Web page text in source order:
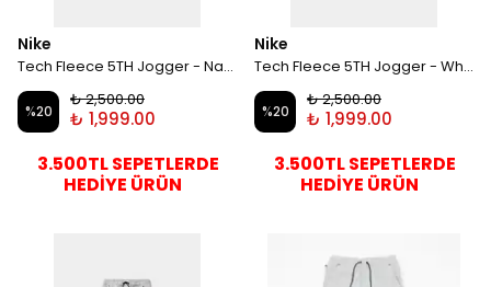
Nike
Tech Fleece 5TH Jogger - Navy Blue
%20
₺ 2,500.00
₺ 1,999.00
3.500TL SEPETLERDE
HEDİYE ÜRÜN
Nike
Tech Fleece 5TH Jogger - White
%20
₺ 2,500.00
₺ 1,999.00
3.500TL SEPETLERDE
HEDİYE ÜRÜN